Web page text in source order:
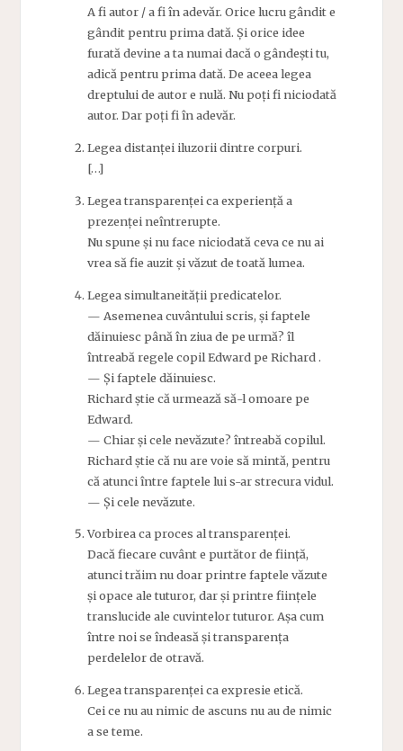
A fi autor / a fi în adevăr. Orice lucru gândit e
gândit pentru prima dată. Și orice idee
furată devine a ta numai dacă o gândești tu,
adică pentru prima dată. De aceea legea
dreptului de autor e nulă. Nu poți fi niciodată
autor. Dar poți fi în adevăr.
Legea distanței iluzorii dintre corpuri.
[…]
Legea transparenței ca experiență a
prezenței neîntrerupte.
Nu spune și nu face niciodată ceva ce nu ai
vrea să fie auzit și văzut de toată lumea.
Legea simultaneității predicatelor.
— Asemenea cuvântului scris, și faptele
dăinuiesc până în ziua de pe urmă? îl
întreabă regele copil Edward pe Richard .
— Și faptele dăinuiesc.
Richard știe că urmează să-l omoare pe
Edward.
— Chiar și cele nevăzute? întreabă copilul.
Richard știe că nu are voie să mintă, pentru
că atunci între faptele lui s-ar strecura vidul.
— Și cele nevăzute.
Vorbirea ca proces al transparenței.
Dacă fiecare cuvânt e purtător de ființă,
atunci trăim nu doar printre faptele văzute
și opace ale tuturor, dar și printre ființele
translucide ale cuvintelor tuturor. Așa cum
între noi se îndeasă și transparența
perdelelor de otravă.
Legea transparenței ca expresie etică.
Cei ce nu au nimic de ascuns nu au de nimic
a se teme.